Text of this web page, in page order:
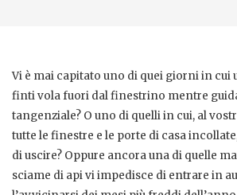
Vi è mai capitato uno di quei giorni in cui
finti vola fuori dal finestrino mentre
tangenziale? O uno di quelli in cui, al
tutte le finestre e le porte di casa
di uscire? Oppure ancora una di quelle
sciame di api vi impedisce di entrare in